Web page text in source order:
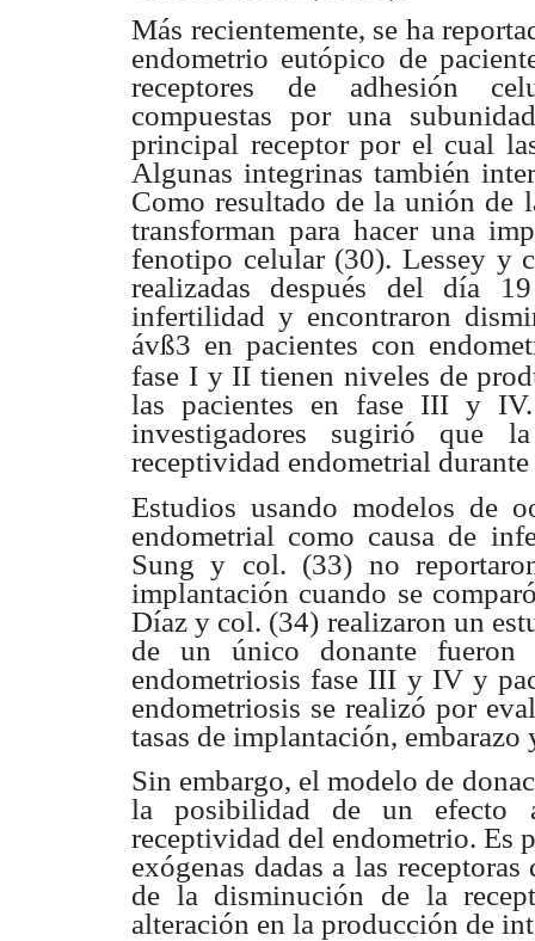
Más recientemente, se ha
endometrio eutópico de
receptores de adhesión
compuestas por una
principal receptor por el cual
Algunas integrinas también
Como resultado de launión de
transforman para hacer una
fenotipo celular (30). Lessey y
realizadas después del día
infertilidad y encontraron
ávß3 en pacientes con
fase I y II tienen niveles de
las pacientes en fase III y
investigadores sugirió que
receptividad endometrial
Estudios usando modelos de
endometrial como causa de
Sung y col. (33) no
implantación cuando se
Díaz y col. (34) realizaron un
de un único donante
endometriosis fase III y IV y
endometriosis se realizó por
tasas de implantación, embarazo
Sin embargo, el modelo de
la posibilidad de un efecto
receptividad del endometrio. Es
exógenas dadas a las
de la disminución de la
alteración en la producción de